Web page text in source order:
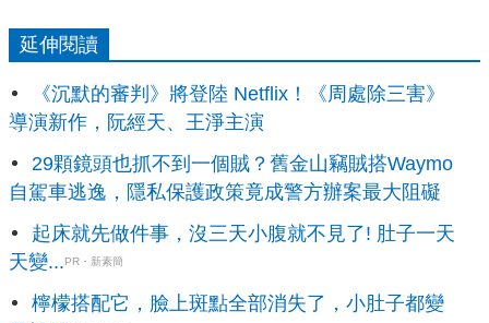
延伸閱讀
《沉默的審判》將登陸 Netflix！《周處除三害》
導演新作，阮經天、王淨主演
29顆鏡頭也抓不到一個賊？舊金山竊賊搭Waymo
自駕車逃逸，隱私保護政策竟成警方辦案最大阻礙
起床就先做件事，沒三天小腹就不見了! 肚子一天
天變... PR・新素簡
檸檬搭配它，臉上斑點全部消失了，小肚子都變